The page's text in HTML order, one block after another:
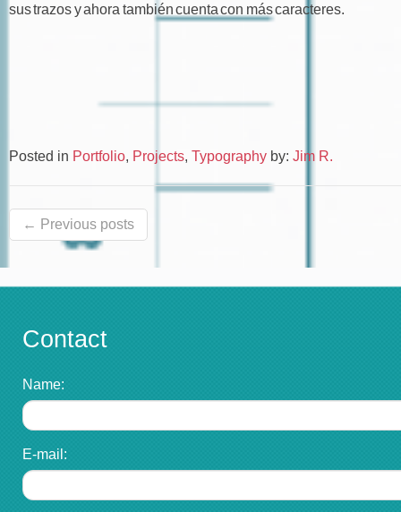
sus trazos y ahora también cuenta con más caracteres.
Posted in Portfolio, Projects, Typography by: Jim R.
← Previous posts
Contact
Name:
E-mail: